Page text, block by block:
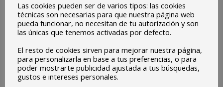
Las cookies pueden ser de varios tipos: las cookies
técnicas son necesarias para que nuestra página web
pueda funcionar, no necesitan de tu autorización y son
las únicas que tenemos activadas por defecto.
El resto de cookies sirven para mejorar nuestra página,
para personalizarla en base a tus preferencias, o para
poder mostrarte publicidad ajustada a tus búsquedas,
gustos e intereses personales.